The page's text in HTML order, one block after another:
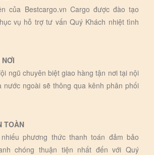
của Bestcargo.vn Cargo được đào tạo
vụ hỗ trợ tư vấn Quý Khách nhiệt tình
ngũ chuyên biệt giao hàng tận nơi tại nội
nước ngoài sẽ thông qua kênh phân phối
TOÀN
nhiếu phương thức thanh toán đảm bảo
chóng thuận tiện nhất đến với Quý